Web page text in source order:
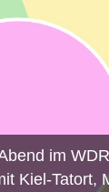
im
Kiel-Tatort,